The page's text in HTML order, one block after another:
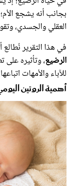
بجانب أنه يشجع
العقلي والجسدي،
في هذا التقرير
الرضيع، وتأثيره
للآباء والأمهات
أهمية الروتين